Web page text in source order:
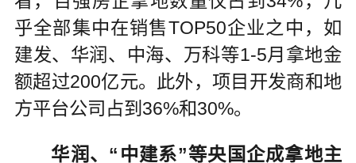
乎全部集中在销售TOP50企业之中，如
建发、华润、中海、万科等1-5月拿地金
额超过200亿元。此外，项目开发商和地
方平台公司占到36%和30%。
华润、“中建系”等央国企成拿地主